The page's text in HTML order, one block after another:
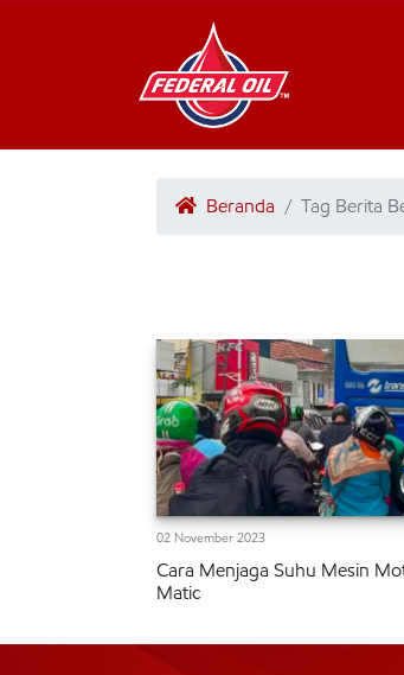
Beranda Tag Berita
02 November 2023
Cara Menjaga Suhu Mesin
Matic